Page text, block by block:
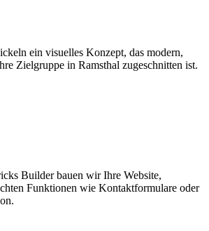
ein visuelles Konzept, das modern,
Zielgruppe in Ramsthal zugeschnitten ist.
Builder bauen wir Ihre Website,
Funktionen wie Kontaktformulare oder